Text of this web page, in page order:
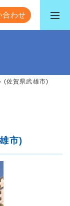
合わせ
(佐賀県武雄市)
市)